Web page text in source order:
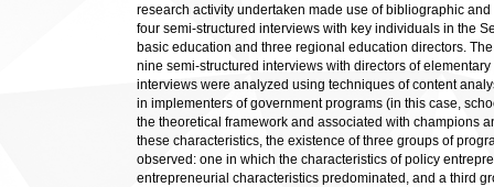
research activity undertaken made use of bibliographic
four semi-structured interviews with key individuals in the
basic education and three regional education directors.
nine semi-structured interviews with directors of
interviews were analyzed using techniques of content
in implementers of government programs (in this case,
the theoretical framework and associated with champions
these characteristics, the existence of three groups of
observed: one in which the characteristics of policy
entrepreneurial characteristics predominated, and a third